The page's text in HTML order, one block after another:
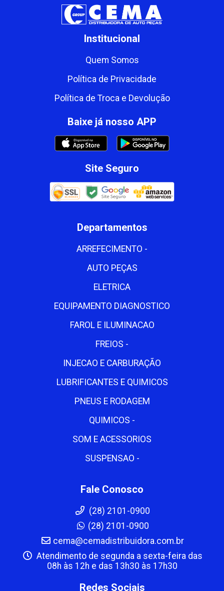
Institucional
Quem Somos
Política de Privacidade
Política de Troca e Devolução
Baixe já nosso APP
Site Seguro
Departamentos
ARREFECIMENTO -
AUTO PEÇAS
ELETRICA
EQUIPAMENTO DIAGNOSTICO
FAROL E ILUMINACAO
FREIOS -
INJECAO E CARBURAÇÃO
LUBRIFICANTES E QUIMICOS
PNEUS E RODAGEM
QUIMICOS -
SOM E ACESSORIOS
SUSPENSAO -
Fale Conosco
(28) 2101-0900
(28) 2101-0900
cema@cemadistribuidora.com.br
Atendimento de segunda a sexta-feira das
08h às 12h e das 13h30 às 17h30
Redes Sociais